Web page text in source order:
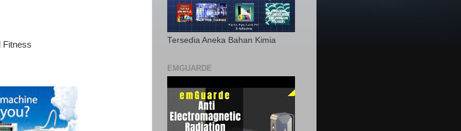
Fitness
Tersedia Aneka Bahan Kimia
EMGUARDE